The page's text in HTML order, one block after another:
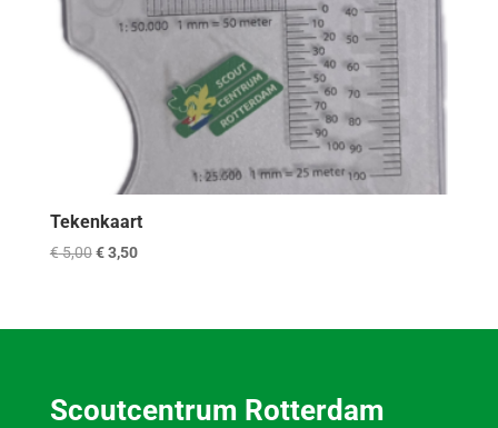
Tekenkaart
€5,00 Oorspronkelijke
€ 5,00.
€3,50Huidige
€ 3,50.
Scoutcentrum Rotterdam